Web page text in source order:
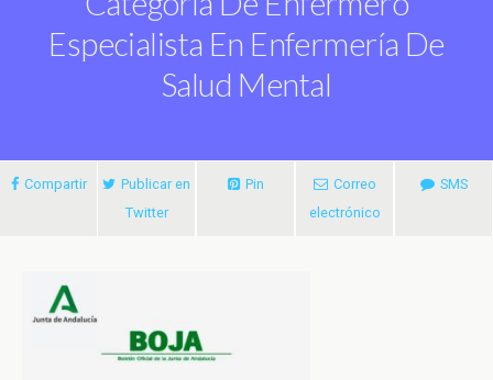
Especialista En Enfermería De
Salud Mental
Compartir
Publicar en
Twitter
Pin
Correo
electrónico
SMS